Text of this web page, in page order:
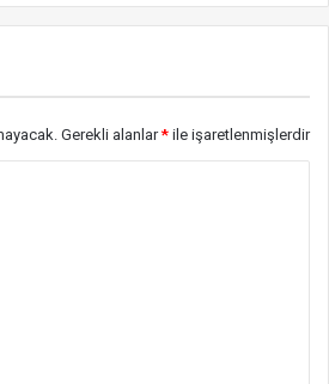
Gerekli alanlar* ile işaretlenmişlerdir